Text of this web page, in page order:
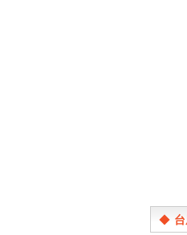
◆